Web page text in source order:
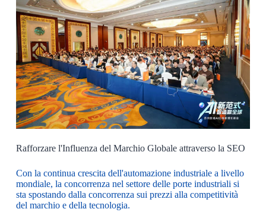
Rafforzare l'Influenza del Marchio Globale attraverso la SEO
Con la continua crescita dell'automazione industriale a livello
mondiale, la concorrenza nel settore delle porte industriali si
sta spostando dalla concorrenza sui prezzi alla competitività
del marchio e della tecnologia.